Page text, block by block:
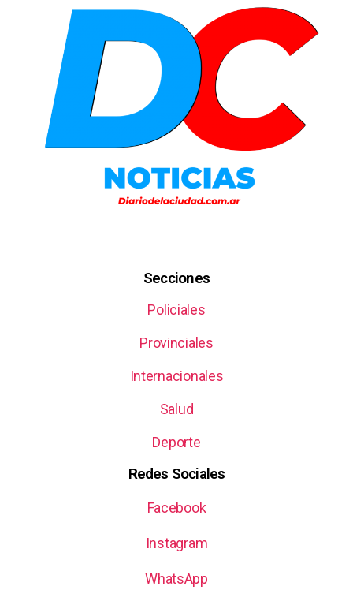
Secciones
Policiales
Provinciales
Internacionales
Salud
Deporte
Redes Sociales
Facebook
Instagram
WhatsApp